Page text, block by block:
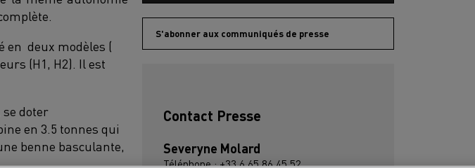
en deux modèles (
(H1, H2). Il est
doter
en 3.5 tonnes qui
benne basculante,
S'abonner aux communiqués de presse
Contact Presse
Severyne Molard
Téléphone : +33 6 65 86 45 52